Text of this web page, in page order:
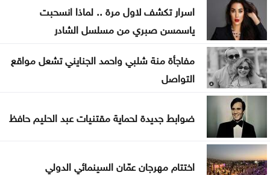
اسرار تكشف لاول مرة .. لماذا انسحبت
ياسمسن صبري من مسلسل الشادر
مفاجأة منة شلبي واحمد الجنايني تشعل مواقع
التواصل
ضوابط جديدة لحماية مقتنيات عبد الحليم حافظ
اختتام مهرجان عمّان السينمائي الدولي